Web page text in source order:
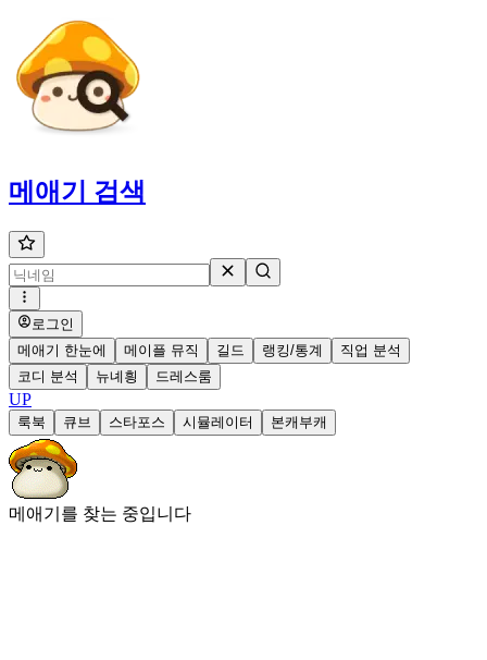
메애기 검색
로그인
메애기 한눈에
메이플 뮤직 길드 랭킹/통계
직업 분석
코디 분석
뉴녜힁 드레스룸
UP
룩북 큐브 스타포스 시뮬레이터 본캐부캐
메애기를 찾는 중입니다